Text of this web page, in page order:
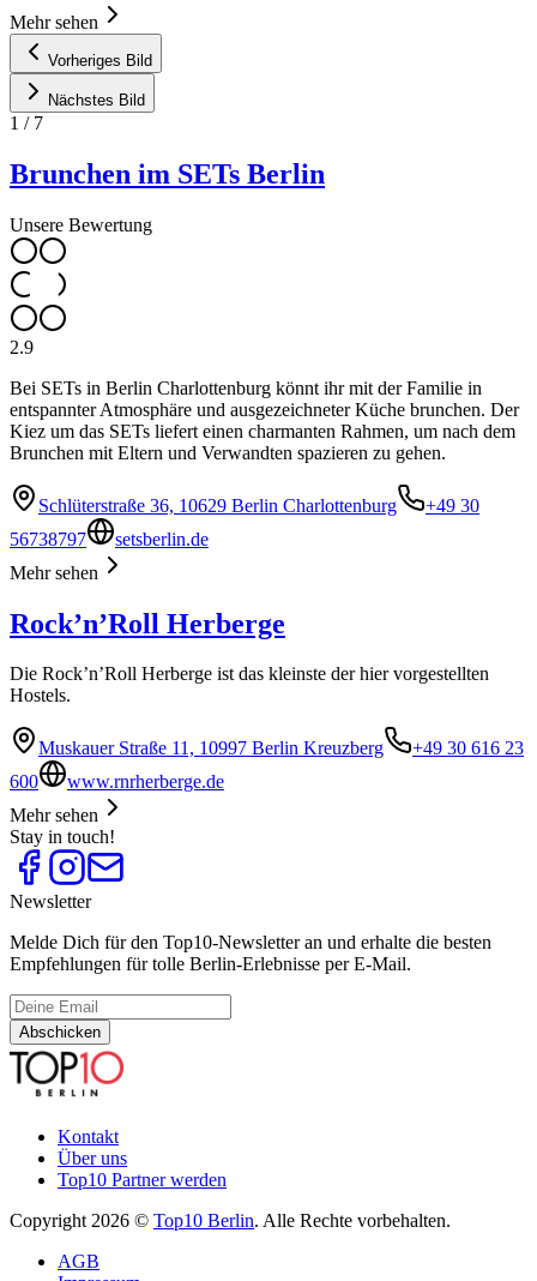
Mehr sehen
Vorheriges Bild
Nächstes Bild
1 / 7
Brunchen im SETs Berlin
Unsere Bewertung
2.9
Bei SETs in Berlin Charlottenburg könnt ihr mit der Familie in
entspannter Atmosphäre und ausgezeichneter Küche brunchen. Der
Kiez um das SETs liefert einen charmanten Rahmen, um nach dem
Brunchen mit Eltern und Verwandten spazieren zu gehen.
Schlüterstraße 36, 10629 Berlin Charlottenburg
+49 30
56738797
setsberlin.de
Mehr sehen
Rock’n’Roll Herberge
Die Rock’n’Roll Herberge ist das kleinste der hier vorgestellten
Hostels.
Muskauer Straße 11, 10997 Berlin Kreuzberg
+49 30 616 23
600
www.rnrherberge.de
Mehr sehen
Stay in touch!
Newsletter
Melde Dich für den Top10-Newsletter an und erhalte die besten
Empfehlungen für tolle Berlin-Erlebnisse per E-Mail.
Abschicken
Kontakt
Über uns
Top10 Partner werden
Copyright 2026 © Top10 Berlin. Alle Rechte vorbehalten.
AGB